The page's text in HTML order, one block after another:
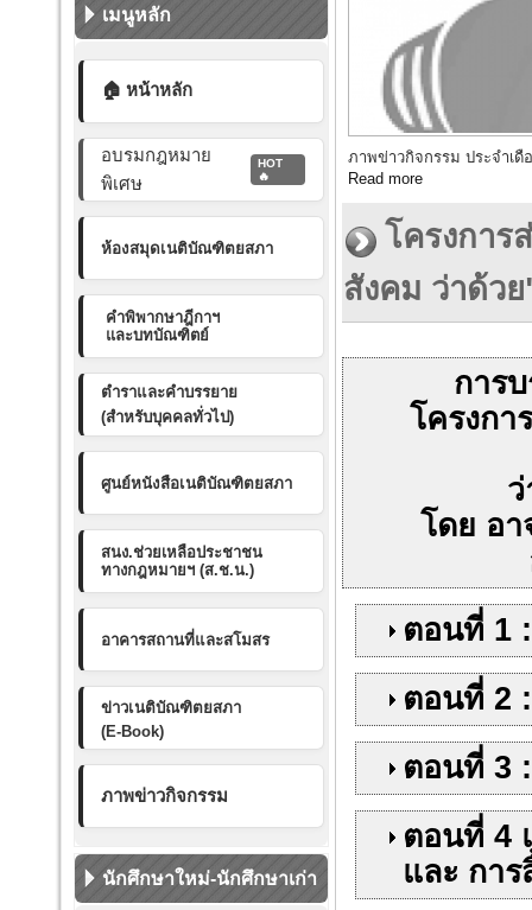
เมนูหลัก
🏠 หน้าหลัก
อบรมกฎหมาย
พิเศษ
HOT
🔥
ห้องสมุดเนติบัณฑิตยสภา
คำพิพากษาฎีกาฯ
และบทบัณฑิตย์
ตำราและคำบรรยาย
(สำหรับบุคคลทั่วไป)
ศูนย์หนังสือเนติบัณฑิตยสภา
สนง.ช่วยเหลือประชาชน
ทางกฎหมายฯ (ส.ช.น.)
อาคารสถานที่และสโมสร
ข่าวเนติบัณฑิตยสภา
(E-Book)
ภาพข่าวกิจกรรม
นักศึกษาใหม่-นักศึกษาเก่า
ภาพข่าวกิจกรรม ประจำเ
Read more
โครงการ
สังคม ว่าด้ว
การ
โครงกา
โดย อ
ตอนที่ 1
ตอนที่ 2
ตอนที่ 3
ตอนที่ 4
และ กา